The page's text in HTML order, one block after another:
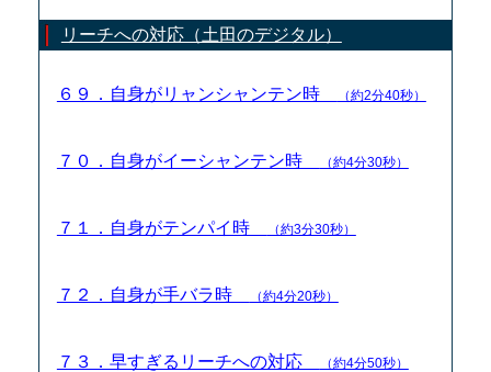
リーチへの対応（土田のデジタル）
６９．自身がリャンシャンテン時 （約2分40秒）
７０．自身がイーシャンテン時 （約4分30秒）
７１．自身がテンパイ時 （約3分30秒）
７２．自身が手バラ時 （約4分20秒）
７３．早すぎるリーチへの対応 （約4分50秒）